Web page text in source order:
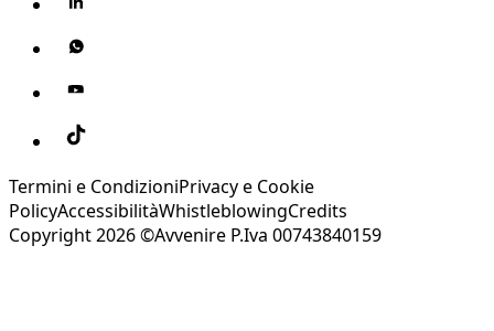
Termini e CondizioniPrivacy e Cookie
PolicyAccessibilitàWhistleblowingCredits
Copyright 2026 ©Avvenire P.Iva 00743840159